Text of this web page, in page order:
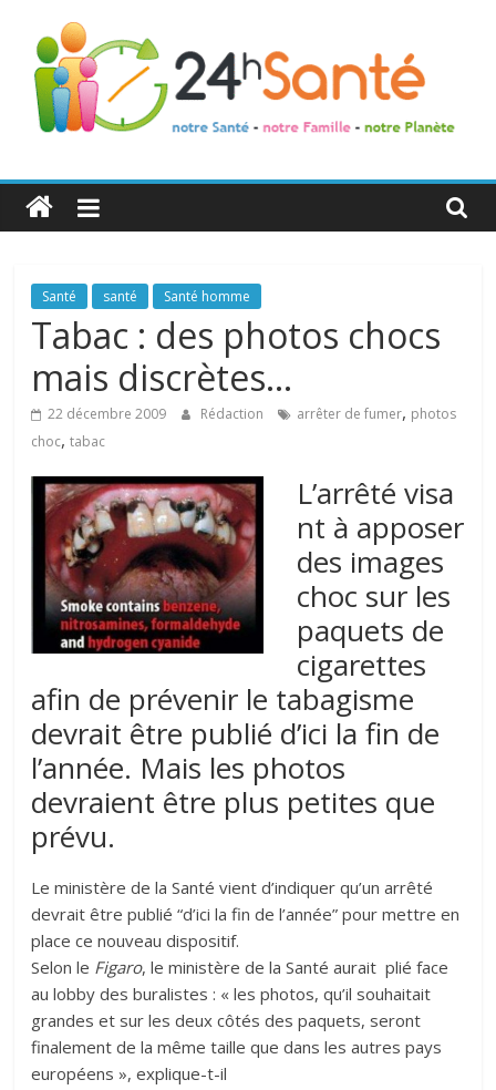
24h
Santé
La
santé
toute
famille
Santé santé Santé homme
Tabac : des photos chocs
mais discrètes…
22 décembre 2009 Rédaction arrêter de fumer, photos
choc,tabac
L’arrêté visa
nt à apposer
des images
choc sur les
paquets de
cigarettes
afin de prévenir le tabagisme
devrait être publié d’ici la fin de
l’année. Mais les photos
devraient être plus petites que
prévu.
Le ministère de la Santé vient d’indiquer qu’un arrêté
devrait être publié “d’ici la fin de l’année” pour mettre en
place ce nouveau dispositif.
Selon le Figaro, le ministère de la Santé aurait plié face
au lobby des buralistes : « les photos, qu’il souhaitait
grandes et sur les deux côtés des paquets, seront
finalement de la même taille que dans les autres pays
européens », explique-t-il